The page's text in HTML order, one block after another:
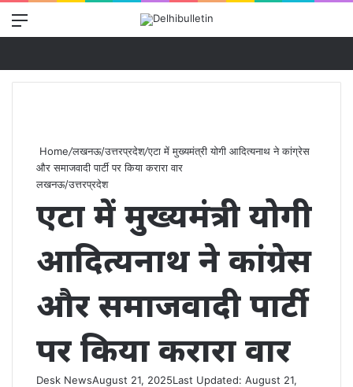
Menu
Home/लखनऊ/उत्तरप्रदेश/एटा में मुख्यमंत्री योगी आदित्यनाथ ने कांग्रेस
और समाजवादी पार्टी पर किया करारा वार
लखनऊ/उत्तरप्रदेश
एटा में मुख्यमंत्री योगी
आदित्यनाथ ने कांग्रेस
और समाजवादी पार्टी
पर किया करारा वार
Desk NewsAugust 21, 2025Last Updated: August 21,